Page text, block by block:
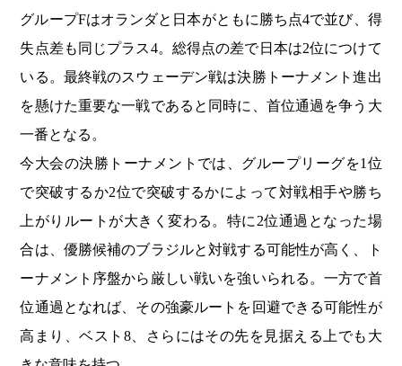
グループFはオランダと日本がともに勝ち点4で並び、得
失点差も同じプラス4。総得点の差で日本は2位につけて
いる。最終戦のスウェーデン戦は決勝トーナメント進出
を懸けた重要な一戦であると同時に、首位通過を争う大
一番となる。
今大会の決勝トーナメントでは、グループリーグを1位
で突破するか2位で突破するかによって対戦相手や勝ち
上がりルートが大きく変わる。特に2位通過となった場
合は、優勝候補のブラジルと対戦する可能性が高く、ト
ーナメント序盤から厳しい戦いを強いられる。一方で首
位通過となれば、その強豪ルートを回避できる可能性が
高まり、ベスト8、さらにはその先を見据える上でも大